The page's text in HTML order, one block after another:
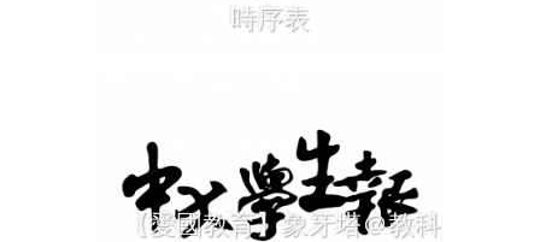
時序表
【愛國教育】象牙塔＠教科